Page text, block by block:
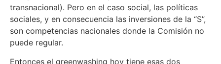
transnacional). Pero en el caso social, las políticas
sociales, y en consecuencia las inversiones de la “S”,
son competencias nacionales donde la Comisión no
puede regular.
Entonces el greenwashing hoy tiene esas dos